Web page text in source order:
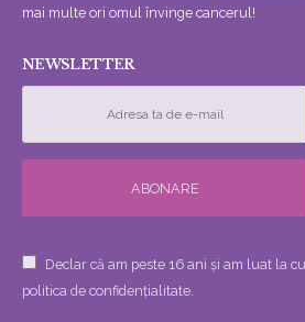
mai multe ori omul învinge cancerul!
NEWSLETTER
Declar că am peste 16 ani și am luat la
politica de confidențialitate.